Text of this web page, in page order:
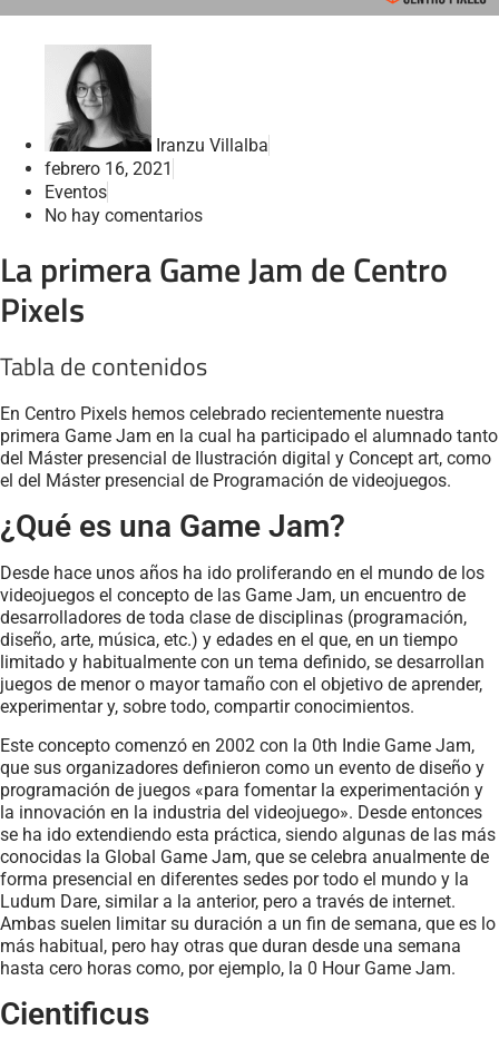
Iranzu Villalba
febrero 16, 2021
Eventos
No hay comentarios
La primera Game Jam de Centro
Pixels
Tabla de contenidos
En Centro Pixels hemos celebrado recientemente nuestra
primera Game Jam en la cual ha participado el alumnado tanto
del Máster presencial de Ilustración digital y Concept art, como
el del Máster presencial de Programación de videojuegos.
¿Qué es una Game Jam?
Desde hace unos años ha ido proliferando en el mundo de los
videojuegos el concepto de las Game Jam, un encuentro de
desarrolladores de toda clase de disciplinas (programación,
diseño, arte, música, etc.) y edades en el que, en un tiempo
limitado y habitualmente con un tema definido, se desarrollan
juegos de menor o mayor tamaño con el objetivo de aprender,
experimentar y, sobre todo, compartir conocimientos.
Este concepto comenzó en 2002 con la 0th Indie Game Jam,
que sus organizadores definieron como un evento de diseño y
programación de juegos «para fomentar la experimentación y
la innovación en la industria del videojuego». Desde entonces
se ha ido extendiendo esta práctica, siendo algunas de las más
conocidas la Global Game Jam, que se celebra anualmente de
forma presencial en diferentes sedes por todo el mundo y la
Ludum Dare, similar a la anterior, pero a través de internet.
Ambas suelen limitar su duración a un fin de semana, que es lo
más habitual, pero hay otras que duran desde una semana
hasta cero horas como, por ejemplo, la 0 Hour Game Jam.
Cientificus